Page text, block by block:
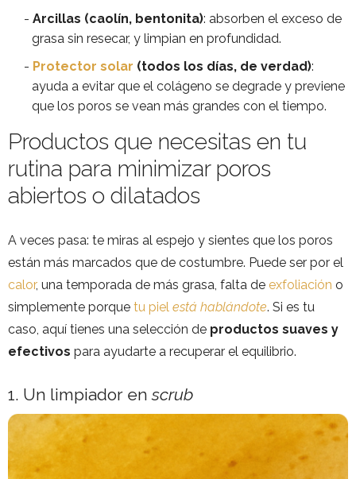
Arcillas (caolín, bentonita): absorben el exceso de
grasa sin resecar, y limpian en profundidad.
Protector solar (todos los días, de verdad):
ayuda a evitar que el colágeno se degrade y previene
que los poros se vean más grandes con el tiempo.
Productos que necesitas en tu
rutina para minimizar poros
abiertos o dilatados
A veces pasa: te miras al espejo y sientes que los poros
están más marcados que de costumbre. Puede ser por el
calor, una temporada de más grasa, falta de exfoliación o
simplemente porque tu piel está hablándote. Si es tu
caso, aquí tienes una selección de productos suaves y
efectivos para ayudarte a recuperar el equilibrio.
1. Un limpiador enscrub